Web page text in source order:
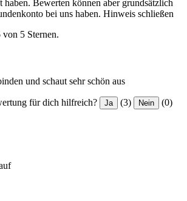
haben. Bewerten können aber grundsätzlich
bei uns haben. Hinweis schließen
5 Sternen.
und schaut sehr schön aus
für dich hilfreich? Ja (3) Nein (0)